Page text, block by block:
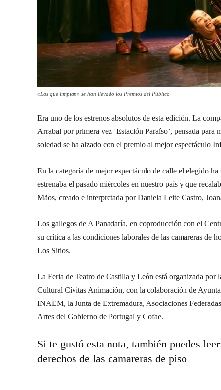
«Las que limpian» se han llevado los Premios del Público
Era uno de los estrenos absolutos de esta edición. La
Arrabal por primera vez ‘Estación Paraíso’, pensada
soledad se ha alzado con el premio al mejor espectáculo
En la categoría de mejor espectáculo de calle el elegido
estrenaba el pasado miércoles en nuestro país y que
Mãos, creado e interpretada por Daniela Leite Castro,
Los gallegos de A Panadaría, en coproducción con el
su crítica a las condiciones laborales de las camareras de
Los Sitios.
La Feria de Teatro de Castilla y León está organizada
Cultural Cívitas Animación, con la colaboración de
INAEM, la Junta de Extremadura, Asociaciones
Artes del Gobierno de Portugal y Cofae.
Si te gustó esta nota, también puedes
derechos de las camareras de piso